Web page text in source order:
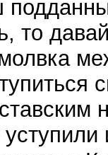
то